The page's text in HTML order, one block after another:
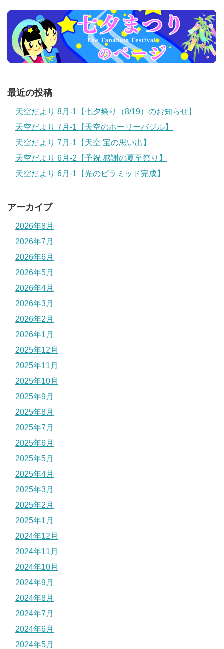
最近の投稿
天空だより 8月-1【七夕祭り（8/19）のお知らせ】
天空だより 7月-1【天空のホーリーバジル】
天空だより 7月-1【天空 宝の思い出】
天空だより 6月-2【予祝 感謝の夏至祭り】
天空だより 6月-1【光のピラミッド完成】
アーカイブ
2026年8月
2026年7月
2026年6月
2026年5月
2026年4月
2026年3月
2026年2月
2026年1月
2025年12月
2025年11月
2025年10月
2025年9月
2025年8月
2025年7月
2025年6月
2025年5月
2025年4月
2025年3月
2025年2月
2025年1月
2024年12月
2024年11月
2024年10月
2024年9月
2024年8月
2024年7月
2024年6月
2024年5月